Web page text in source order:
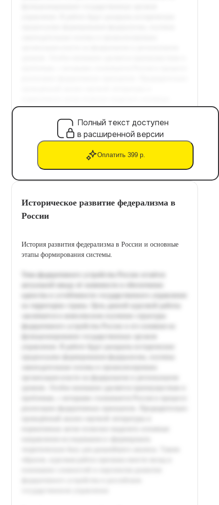
Полный текст доступен
в расширенной версии
Оплатить 399 р.
Историческое развитие федерализма в
России
История развития федерализма в России и основные
этапы формирования системы.